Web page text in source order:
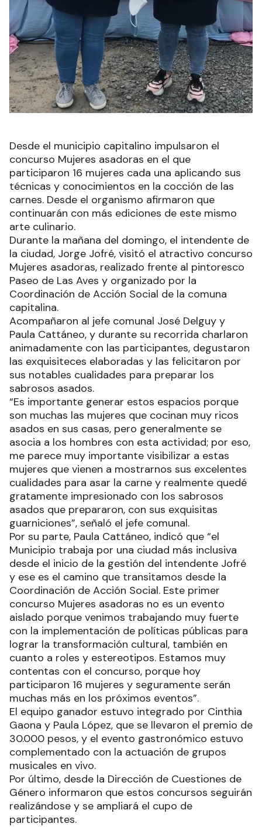
Desde el municipio capitalino impulsaron el
concurso Mujeres asadoras en el que
participaron 16 mujeres cada una aplicando sus
técnicas y conocimientos en la cocción de las
carnes. Desde el organismo afirmaron que
continuarán con más ediciones de este mismo
arte culinario.
Durante la mañana del domingo, el intendente de
la ciudad, Jorge Jofré, visitó el atractivo concurso
Mujeres asadoras, realizado frente al pintoresco
Paseo de Las Aves y organizado por la
Coordinación de Acción Social de la comuna
capitalina.
Acompañaron al jefe comunal José Delguy y
Paula Cattáneo, y durante su recorrida charlaron
animadamente con las participantes, degustaron
las exquisiteces elaboradas y las felicitaron por
sus notables cualidades para preparar los
sabrosos asados.
“Es importante generar estos espacios porque
son muchas las mujeres que cocinan muy ricos
asados en sus casas, pero generalmente se
asocia a los hombres con esta actividad; por eso,
me parece muy importante visibilizar a estas
mujeres que vienen a mostrarnos sus excelentes
cualidades para asar la carne y realmente quedé
gratamente impresionado con los sabrosos
asados que prepararon, con sus exquisitas
guarniciones”, señaló el jefe comunal.
Por su parte, Paula Cattáneo, indicó que “el
Municipio trabaja por una ciudad más inclusiva
desde el inicio de la gestión del intendente Jofré
y ese es el camino que transitamos desde la
Coordinación de Acción Social. Este primer
concurso Mujeres asadoras no es un evento
aislado porque venimos trabajando muy fuerte
con la implementación de políticas públicas para
lograr la transformación cultural, también en
cuanto a roles y estereotipos. Estamos muy
contentas con el concurso, porque hoy
participaron 16 mujeres y seguramente serán
muchas más en los próximos eventos”.
El equipo ganador estuvo integrado por Cinthia
Gaona y Paula López, que se llevaron el premio de
30.000 pesos, y el evento gastronómico estuvo
complementado con la actuación de grupos
musicales en vivo.
Por último, desde la Dirección de Cuestiones de
Género informaron que estos concursos seguirán
realizándose y se ampliará el cupo de
participantes.